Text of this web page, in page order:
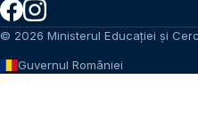
© 2026 Ministerul Educației și
Guvernul României